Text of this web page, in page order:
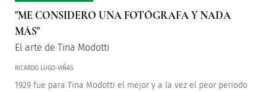
"ME CONSIDERO UNA FOTÓGRAFA Y NADA
MÁS"
El arte de Tina Modotti
RICARDO LUGO-VIÑAS
1929 fue para Tina Modotti el mejor y a la vez el peor periodo